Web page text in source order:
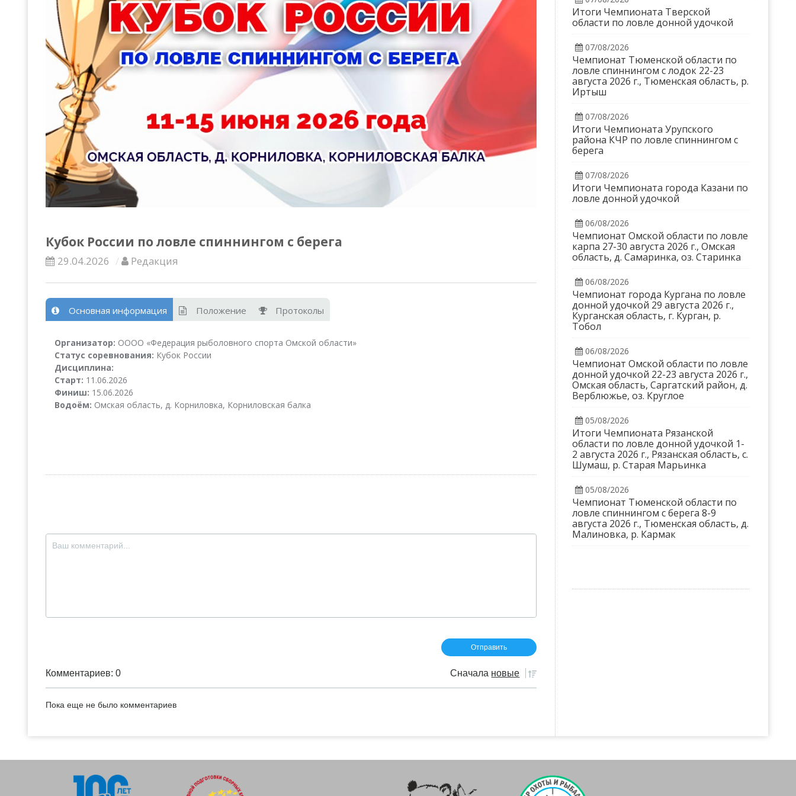
Кубок России по ловле спиннингом с берега
29.04.2026 Редакция
Основная информация Положение Протоколы
Организатор: ОООО «Федерация рыболовного спорта Омской области»
Статус соревнования: Кубок России
Дисциплина:
Старт: 11.06.2026
Финиш: 15.06.2026
Водоём: Омская область, д. Корниловка, Корниловская балка
Комментариев: 0 Сначала новые
Пока еще не было комментариев
Итоги Чемпионата Тверской
области по ловле донной удочкой
07/08/2026
Чемпионат Тюменской области по
ловле спиннингом с лодок 22-23
августа 2026 г., Тюменская область, р.
Иртыш
07/08/2026
Итоги Чемпионата Урупского
района КЧР по ловле спиннингом с
берега
07/08/2026
Итоги Чемпионата города Казани по
ловле донной удочкой
06/08/2026
Чемпионат Омской области по ловле
карпа 27-30 августа 2026 г., Омская
область, д. Самаринка, оз. Старинка
06/08/2026
Чемпионат города Кургана по ловле
донной удочкой 29 августа 2026 г.,
Курганская область, г. Курган, р.
Тобол
06/08/2026
Чемпионат Омской области по ловле
донной удочкой 22-23 августа 2026 г.,
Омская область, Саргатский район, д.
Верблюжье, оз. Круглое
05/08/2026
Итоги Чемпионата Рязанской
области по ловле донной удочкой 1-
2 августа 2026 г., Рязанская область, с.
Шумаш, р. Старая Марьинка
05/08/2026
Чемпионат Тюменской области по
ловле спиннингом с берега 8-9
августа 2026 г., Тюменская область, д.
Малиновка, р. Кармак
Всероссийские правила
Судейские документы